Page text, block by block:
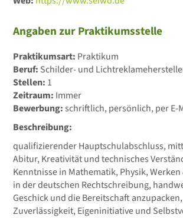
Angaben zur Praktikumsstelle
Praktikumsart: Praktikum
Beruf: Schilder- und
Stellen: 1
Zeitraum: Immer
Bewerbung:schriftlich, persönlich, per E-
Beschreibung:
qualifizierender Hauptschulabschluss,
Abitur, Kreativität und technisches
Kenntnisse in Mathematik, Physik,
in der deutschen Rechtschreibung,
Geschick und die Bereitschaft
Zuverlässigkeit, Eigeninitiative und